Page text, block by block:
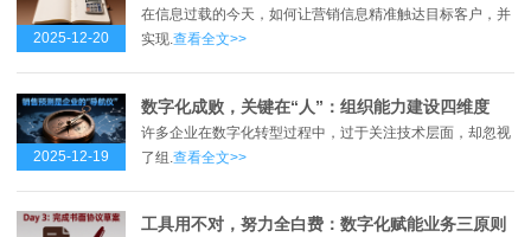
2025-12-20
在信息过载的今天，如何让营销信息精准触达目标客户，并
实现.查看全文>>
2025-12-19
数字化成败，关键在“人”：组织能力建设四维度
许多企业在数字化转型过程中，过于关注技术层面，却忽视
了组.查看全文>>
工具用不对，努力全白费：数字化赋能业务三原则